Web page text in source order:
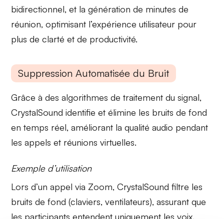
bidirectionnel, et lagénération de minutes de
réunion, optimisant l’expérience utilisateur pour
plus de clarté et de productivité.
Suppression Automatisée du Bruit
Grâce à des algorithmes detraitement du signal,
CrystalSound identifie et élimine les bruits de fond
en temps réel, améliorant laqualité audio pendant
les appels et réunions virtuelles.
Exemple d’utilisation
Lors d’un appel via Zoom,CrystalSound filtre les
bruits de fond (claviers, ventilateurs), assurant que
les participants entendent uniquement les voix,